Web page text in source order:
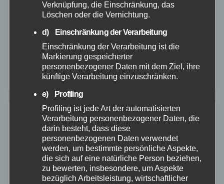
26. MAI 2026
Am Sonntagmorgen wurde die Polizeiinspektion
Boppard zu einem verbrannten Fahrzeug am Radweg
entlang des Rheinufers in Rhens gerufen. Vor Ort
stellten die eingesetzten Beamten einen vollständig
ausgebrannten Krankenfahrstuhl fest. Nach…
Verknüpfung, die Einschränkung, das
Löschen oder die Vernichtung.
d) Einschränkung der Verarbeitung
Einschränkung der Verarbeitung ist die
Markierung gespeicherter
personenbezogener Daten mit dem Ziel, ihre
künftige Verarbeitung einzuschränken.
e) Profiling
Profiling ist jede Art der automatisierten
Verarbeitung personenbezogener Daten, die
darin besteht, dass diese
personenbezogenen Daten verwendet
werden, um bestimmte persönliche Aspekte,
die sich auf eine natürliche Person beziehen,
zu bewerten, insbesondere, um Aspekte
bezüglich Arbeitsleistung, wirtschaftlicher